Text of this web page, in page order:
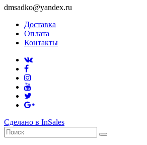
dmsadko@yandex.ru
Доставка
Оплата
Контакты
Сделано в InSales